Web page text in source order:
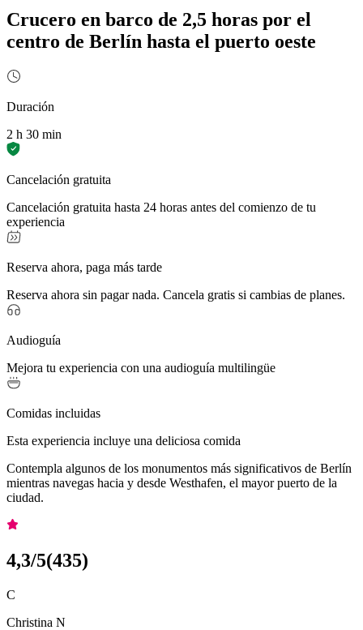
Crucero en barco de 2,5 horas por el
centro de Berlín hasta el puerto oeste
Duración
2 h 30 min
Cancelación gratuita
Cancelación gratuita hasta 24 horas antes del comienzo de tu
experiencia
Reserva ahora, paga más tarde
Reserva ahora sin pagar nada. Cancela gratis si cambias de planes.
Audioguía
Mejora tu experiencia con una audioguía multilingüe
Comidas incluidas
Esta experiencia incluye una deliciosa comida
Contempla algunos de los monumentos más significativos de Berlín
mientras navegas hacia y desde Westhafen, el mayor puerto de la
ciudad.
4,3/5(435)
C
Christina N